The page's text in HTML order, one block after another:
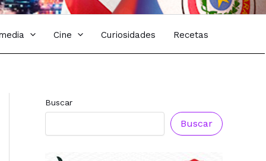
Cine Curiosidades Recetas
Buscar
Buscar